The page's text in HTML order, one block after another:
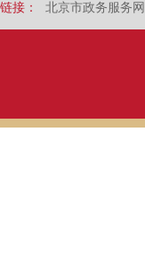
链接： 北京市政务服务网